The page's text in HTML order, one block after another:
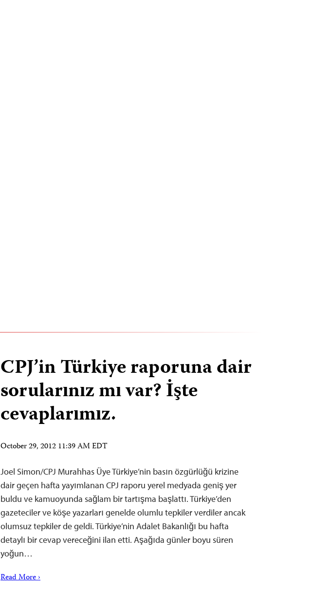
CPJ’in Türkiye raporuna dair
sorularınız mı var? İşte
cevaplarımız.
October 29, 2012 11:39 AM EDT
Joel Simon/CPJ Murahhas Üye Türkiye’nin basın özgürlüğü krizine
dair geçen hafta yayımlanan CPJ raporu yerel medyada geniş yer
buldu ve kamuoyunda sağlam bir tartışma başlattı. Türkiye’den
gazeteciler ve köşe yazarları genelde olumlu tepkiler verdiler ancak
olumsuz tepkiler de geldi. Türkiye’nin Adalet Bakanlığı bu hafta
detaylı bir cevap vereceğini ilan etti. Aşağıda günler boyu süren
yoğun…
Read More ›